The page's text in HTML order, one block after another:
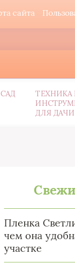
сайта
САД
ТЕХНИКА
ДЛЯ ДАЧИ
Пленка
чем она
участке